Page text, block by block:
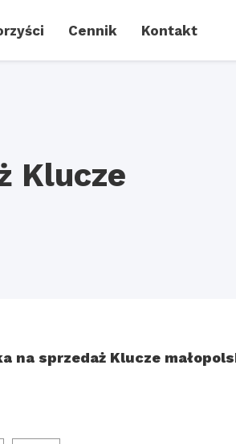
Cennik Kontakt
Klucze
na sprzedaż Klucze